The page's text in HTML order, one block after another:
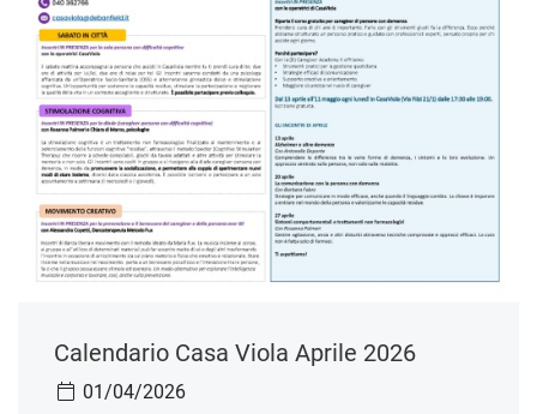
Calendario Casa Viola Aprile 2026
01/04/2026